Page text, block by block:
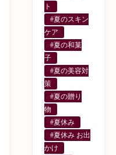
ト
#夏のスキン
ケア
#夏の和菓
子
#夏の美容対
策
#夏の贈り
物
#夏休み
#夏休み お出
かけ